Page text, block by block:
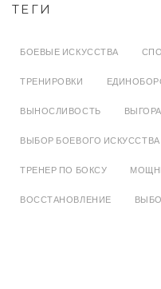
ТЕГИ
БОЕВЫЕ ИСКУССТВА
ТРЕНИРОВКИ
ВЫНОСЛИВОСТЬ
ВЫБОР БОЕВОГО ИСКУССТВА
ТРЕНЕР ПО БОКСУ
ВОССТАНОВЛЕНИЕ